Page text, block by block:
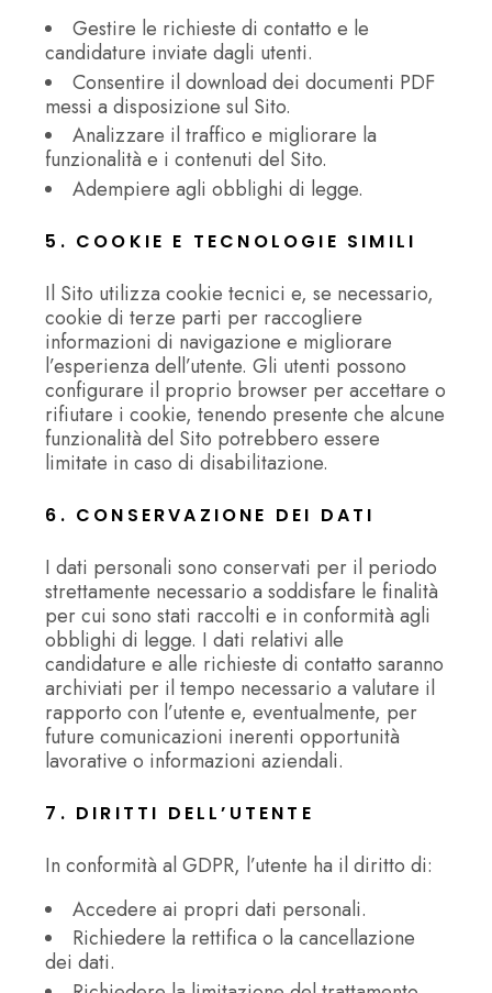
Gestire le richieste di contatto e le
candidature inviate dagli utenti.
Consentire il download dei documenti PDF
messi a disposizione sul Sito.
Analizzare il traffico e migliorare la
funzionalità e i contenuti del Sito.
Adempiere agli obblighi di legge.
5. COOKIE E TECNOLOGIE SIMILI
Il Sito utilizza cookie tecnici e, se necessario,
cookie di terze parti per raccogliere
informazioni di navigazione e migliorare
l’esperienza dell’utente. Gli utenti possono
configurare il proprio browser per accettare o
rifiutare i cookie, tenendo presente che alcune
funzionalità del Sito potrebbero essere
limitate in caso di disabilitazione.
6. CONSERVAZIONE DEI DATI
I dati personali sono conservati per il periodo
strettamente necessario a soddisfare le finalità
per cui sono stati raccolti e in conformità agli
obblighi di legge. I dati relativi alle
candidature e alle richieste di contatto saranno
archiviati per il tempo necessario a valutare il
rapporto con l’utente e, eventualmente, per
future comunicazioni inerenti opportunità
lavorative o informazioni aziendali.
7. DIRITTI DELL’UTENTE
In conformità al GDPR, l’utente ha il diritto di:
Accedere ai propri dati personali.
Richiedere la rettifica o la cancellazione
dei dati.